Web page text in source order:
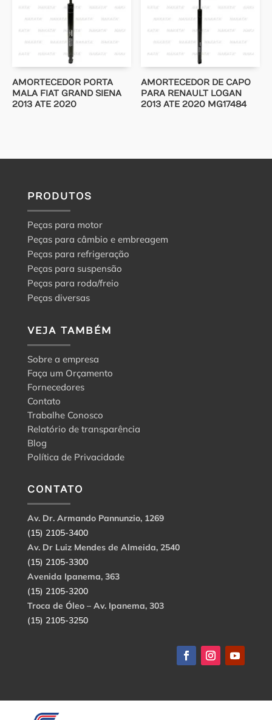
AMORTECEDOR PORTA
MALA FIAT GRAND SIENA
2013 ATE 2020
AMORTECEDOR DE CAPO
PARA RENAULT LOGAN
2013 ATE 2020 MG17484
PRODUTOS
Peças para motor
Peças para câmbio e embreagem
Peças para refrigeração
Peças para suspensão
Peças para roda/freio
Peças diversas
VEJA TAMBÉM
Sobre a empresa
Faça um Orçamento
Fornecedores
Contato
Trabalhe Conosco
Relatório de transparência
Blog
Política de Privacidade
CONTATO
Av. Dr. Armando Pannunzio, 1269
(15) 2105-3400
Av. Dr Luiz Mendes de Almeida, 2540
(15) 2105-3300
Avenida Ipanema, 363
(15) 2105-3200
Troca de Óleo – Av. Ipanema, 303
(15) 2105-3250